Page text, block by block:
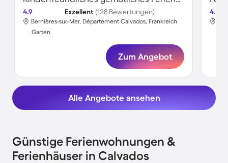
4.9 Exzellent (128 Bewertungen)
Bernières-sur-Mer, Département Calvados, Frankreich
Garten
Zum Angebot
4.0
Alle Angebote ansehen
Günstige Ferienwohnungen &
Ferienhäuser in Calvados